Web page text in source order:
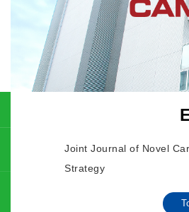
Joint Journal of Novel
Strategy